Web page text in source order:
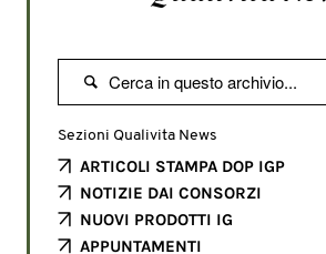

Sezioni Qualivita News
ARTICOLI STAMPA DOP IGP
NOTIZIE DAI CONSORZI
NUOVI PRODOTTI IG
APPUNTAMENTI